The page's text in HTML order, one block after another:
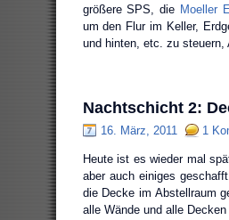
größere SPS, die Moeller
um den Flur im Keller,
und hinten, etc. zu steuern,
Nachtschicht 2:
16. März, 2011 1
Heute ist es wieder mal
aber auch einiges
die Decke im Abstellraum
alle Wände und alle